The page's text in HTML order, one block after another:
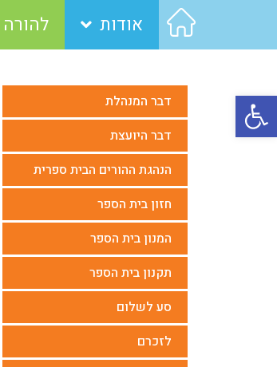
פתח סרגל נגישות
אודות להורה
דבר המנהלת
דבר היועצת
הנהגת ההורים הבית ספרית
חזון בית הספר
המנון בית הספר
תקנון בית הספר
סע לשלום
לזכרם